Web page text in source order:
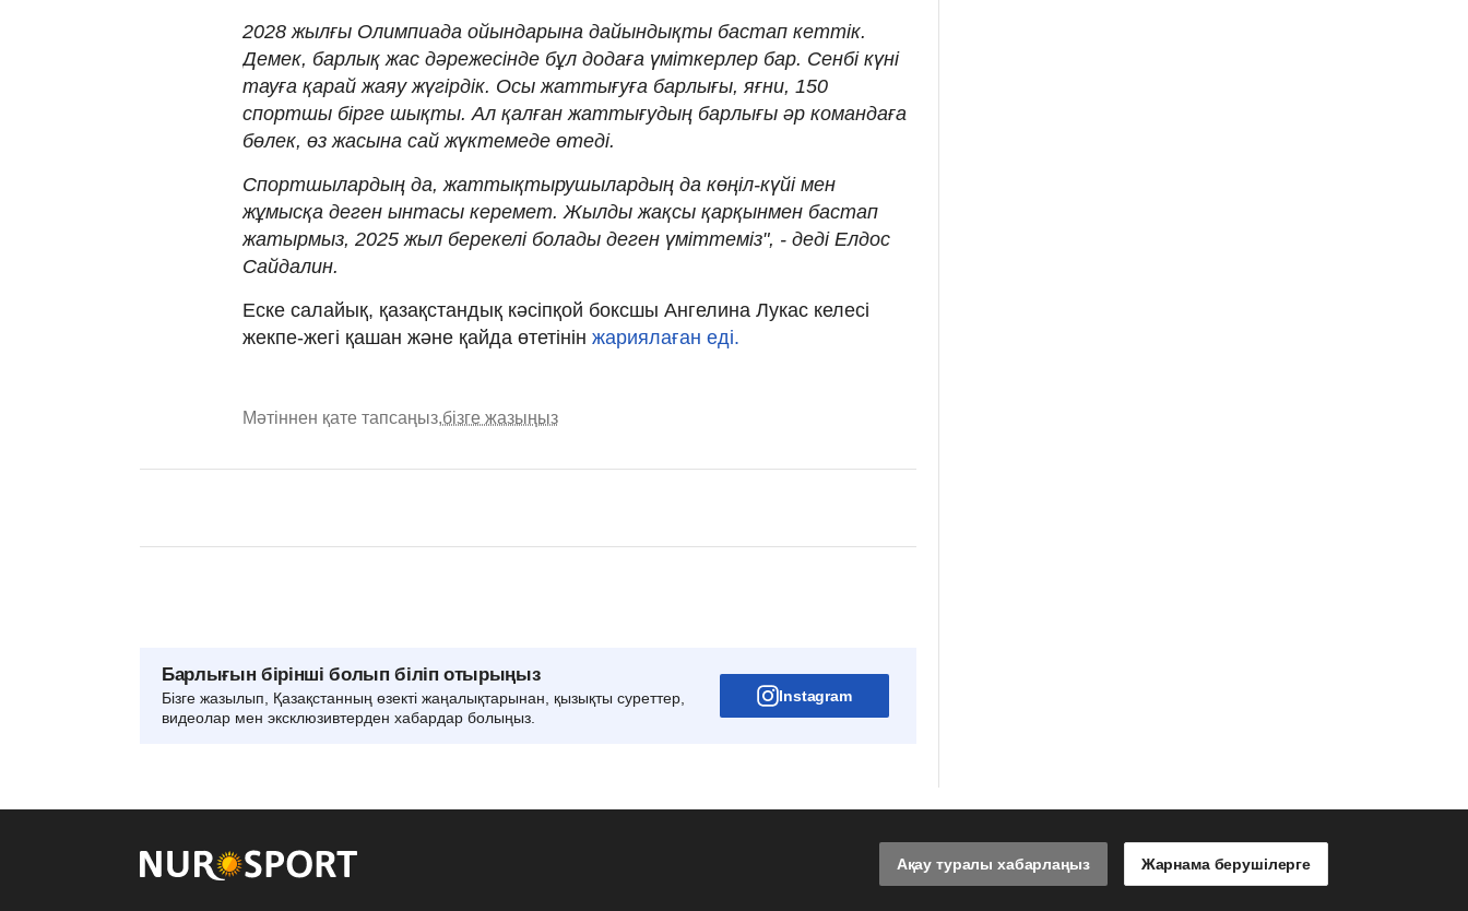
2028 жылғы Олимпиада ойындарына дайындықты бастап кеттік.
Демек, барлық жас дәрежесінде бұл додаға үміткерлер бар. Сенбі күні
тауға қарай жаяу жүгірдік. Осы жаттығуға барлығы, яғни, 150
спортшы бірге шықты. Ал қалған жаттығудың барлығы әр командаға
бөлек, өз жасына сай жүктемеде өтеді.
Спортшылардың да, жаттықтырушылардың да көңіл-күйі мен
жұмысқа деген ынтасы керемет. Жылды жақсы қарқынмен бастап
жатырмыз, 2025 жыл берекелі болады деген үміттеміз", - деді Елдос
Сайдалин.
Еске салайық, қазақстандық кәсіпқой боксшы Ангелина Лукас келесі
жекпе-жегі қашан және қайда өтетінін жариялаған еді.
Мәтіннен қате тапсаңыз,бізге жазыңыз
Барлығын бірінші болып біліп отырыңыз
Бізге жазылып, Қазақстанның өзекті жаңалықтарынан, қызықты суреттер,
видеолар мен эксклюзивтерден хабардар болыңыз.
Instagram
Ақау туралы хабарлаңыз Жарнама берушілерге